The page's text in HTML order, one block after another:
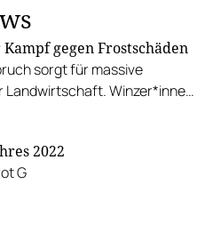
gegen Frostschäden
sorgt für massive
Landwirtschaft. Winzer*innen
2022
G